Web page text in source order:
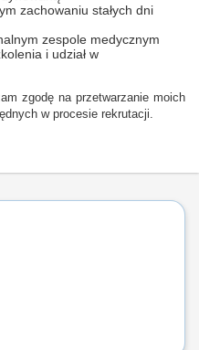
zachowaniu stałych dni
zespole medycznym
i udział w
zgodę na przetwarzanie moich
w procesie rekrutacji.